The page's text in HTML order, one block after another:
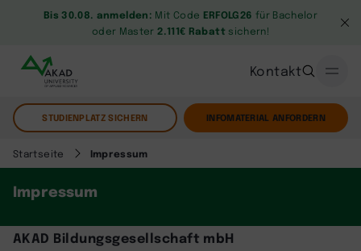
Bis 30.08. anmelden: Mit Code ERFOLG26 für Bachelor
oder Master2.111€ Rabattsichern!
Kontakt
STUDIENPLATZ SICHERN INFOMATERIAL ANFORDERN
Startseite Impressum
Impressum
AKAD Bildungsgesellschaft mbH